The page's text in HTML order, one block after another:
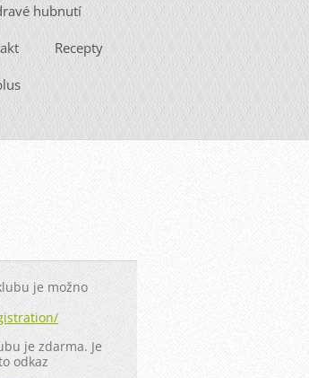
hubnutí
Recepty
je možno
je zdarma. Je
odkaz